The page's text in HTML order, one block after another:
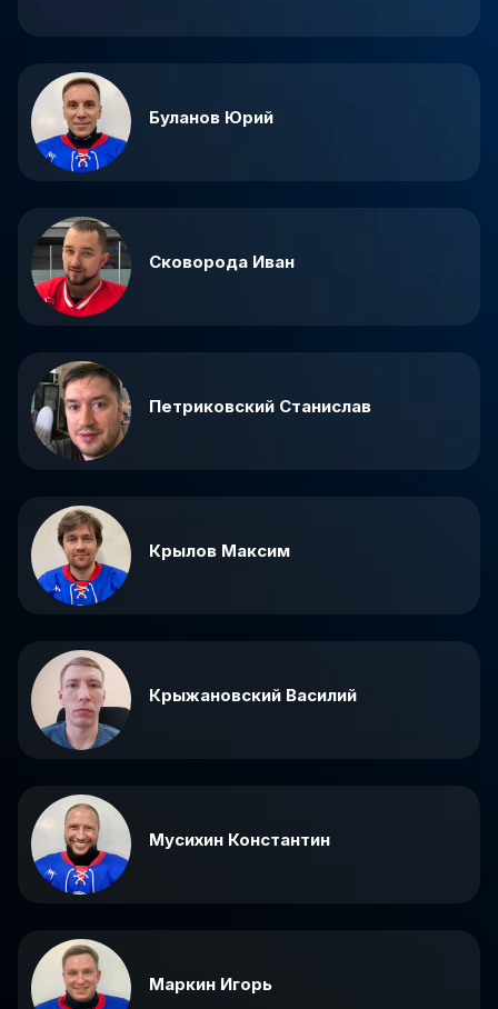
Буланов Юрий
Сковорода Иван
Петриковский Станислав
Крылов Максим
Крыжановский Василий
Мусихин Константин
Маркин Игорь